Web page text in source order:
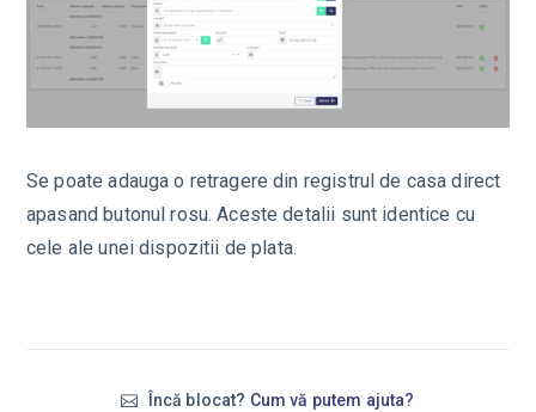
Se poate adauga o retragere din registrul de casa direct
apasand butonul rosu. Aceste detalii sunt identice cu
cele ale unei dispozitii de plata.
Încă blocat? Cum vă putem ajuta?